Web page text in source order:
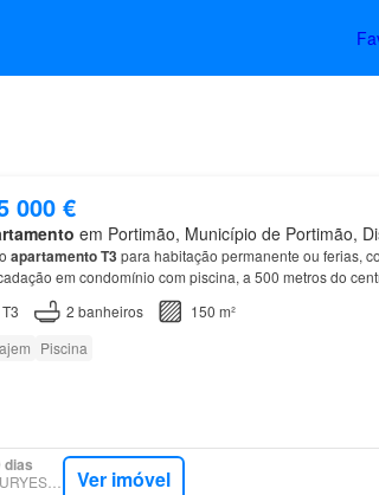
000 €
em Portimão, Município de Portimão,
apartamentoT3para habitação permanente ou ferias,
em condomínio com piscina, a 500 metros do
T3 2 banheiros
150 m²
Piscina
dias
LUXURYESTATE Ver imóvel